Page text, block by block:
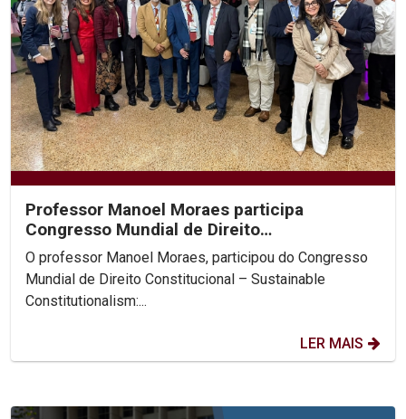
Professor Manoel Moraes participa
Congresso Mundial de Direito
Constitucional, na Colômbia.
O professor Manoel Moraes, participou do Congresso
Mundial de Direito Constitucional – Sustainable
Constitutionalism:...
LER MAIS